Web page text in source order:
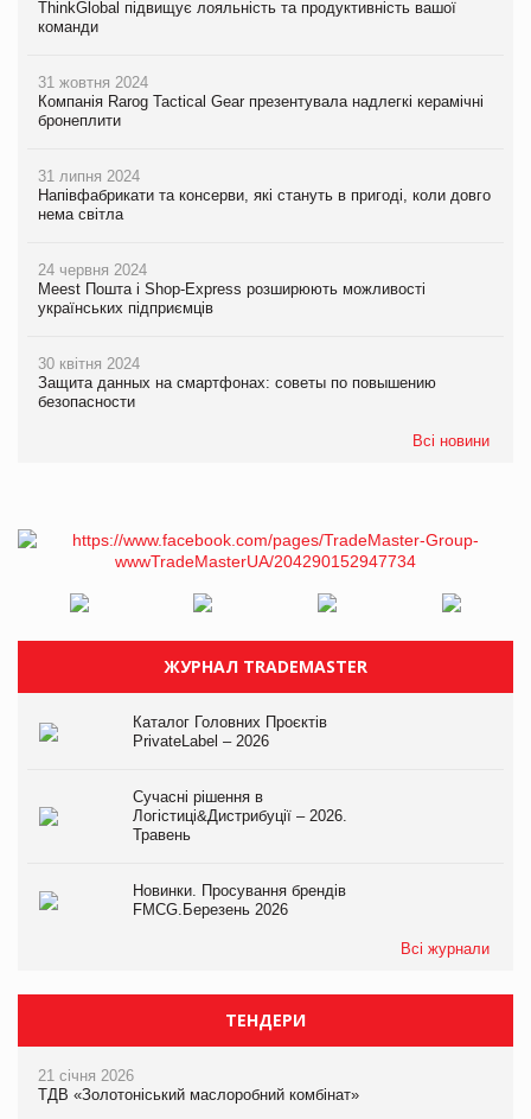
ThinkGlobal підвищує лояльність та продуктивність вашої
команди
31 жовтня 2024
Компанія Rarog Tactical Gear презентувала надлегкі керамічні
бронеплити
31 липня 2024
Напівфабрикати та консерви, які стануть в пригоді, коли довго
нема світла
24 червня 2024
Meest Пошта і Shop-Express розширюють можливості
українських підприємців
30 квітня 2024
Защита данных на смартфонах: советы по повышению
безопасности
Всі новини
ЖУРНАЛ TRADEMASTER
Каталог Головних Проєктів
PrivateLabel – 2026
Сучасні рішення в
Логістиці&Дистрибуції – 2026.
Травень
Новинки. Просування брендів
FMCG.Березень 2026
Всі журнали
ТЕНДЕРИ
21 січня 2026
ТДВ «Золотоніський маслоробний комбінат»